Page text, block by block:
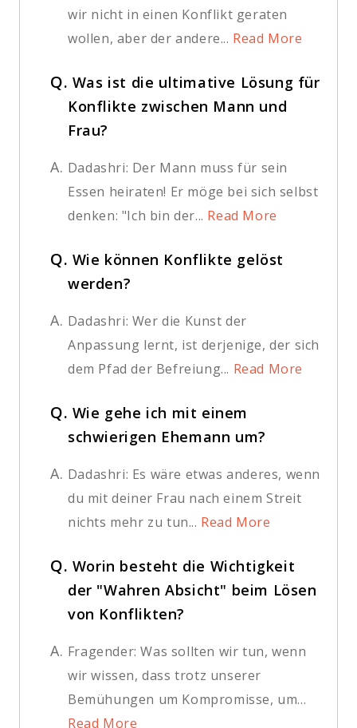
wir nicht in einen Konflikt geraten
wollen, aber der andere... Read More
Q. Was ist die ultimative Lösung für
Konflikte zwischen Mann und
Frau?
A. Dadashri: Der Mann muss für sein
Essen heiraten! Er möge bei sich selbst
denken: "Ich bin der... Read More
Q. Wie können Konflikte gelöst
werden?
A. Dadashri: Wer die Kunst der
Anpassung lernt, ist derjenige, der sich
dem Pfad der Befreiung... Read More
Q. Wie gehe ich mit einem
schwierigen Ehemann um?
A. Dadashri: Es wäre etwas anderes, wenn
du mit deiner Frau nach einem Streit
nichts mehr zu tun... Read More
Q. Worin besteht die Wichtigkeit
der "Wahren Absicht" beim Lösen
von Konflikten?
A. Fragender: Was sollten wir tun, wenn
wir wissen, dass trotz unserer
Bemühungen um Kompromisse, um...
Read More